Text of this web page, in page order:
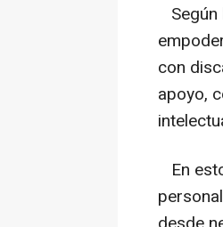
con
apoyo,
En